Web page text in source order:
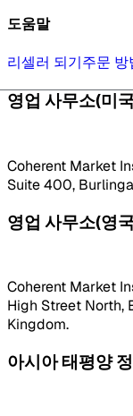
도움말
리셀러 되기주문 방
영업 사무소(미
Coherent Market
Suite 400,
영업 사무소(영
Coherent Market
High Street North,
Kingdom.
아시아 태평양